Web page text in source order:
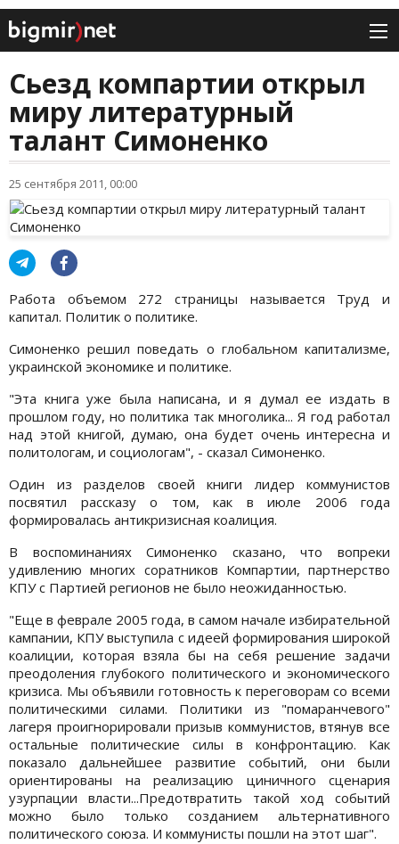
Сьезд компартии открыл
миру литературный
талант Симоненко
25 сентября 2011, 00:00
Работа объемом 272 страницы называется Труд и
капитал. Политик о политике.
Симоненко решил поведать о глобальном капитализме,
украинской экономике и политике.
"Эта книга уже была написана, и я думал ее издать в
прошлом году, но политика так многолика... Я год работал
над этой книгой, думаю, она будет очень интересна и
политологам, и социологам", - сказал Симоненко.
Один из разделов своей книги лидер коммунистов
посвятил рассказу о том, как в июле 2006 года
формировалась антикризисная коалиция.
В воспоминаниях Симоненко сказано, что вопреки
удивлению многих соратников Компартии, партнерство
КПУ с Партией регионов не было неожиданностью.
"Еще в феврале 2005 года, в самом начале избирательной
кампании, КПУ выступила с идеей формирования широкой
коалиции, которая взяла бы на себя решение задачи
преодоления глубокого политического и экономического
кризиса. Мы объявили готовность к переговорам со всеми
политическими силами. Политики из "помаранчевого"
лагеря проигнорировали призыв коммунистов, втянув все
остальные политические силы в конфронтацию. Как
показало дальнейшее развитие событий, они были
ориентированы на реализацию циничного сценария
узурпации власти...Предотвратить такой ход событий
можно было только созданием альтернативного
политического союза. И коммунисты пошли на этот шаг".